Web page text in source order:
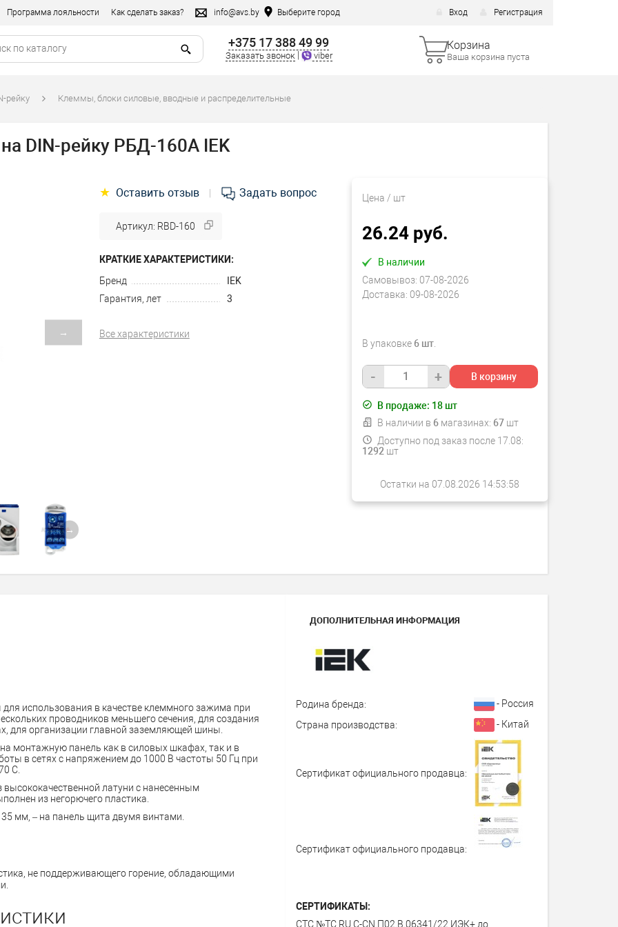
Программа лояльности Как сделать заказ? info@avs.by Выберите город Вход Регистрация
+375 17 388 49 99
Заказать звонок viber
Корзина
Ваша корзина пуста
рейку Клеммы, блоки силовые, вводные и распределительные
DIN-рейку РБД-160А IEK
→
→
Цена / шт
26.24 руб.
В наличии
Самовывоз: 07-08-2026
Доставка: 09-08-2026
В упаковке 6 шт.
- + В корзину
В продаже: 18 шт
В наличии в 6 магазинах: 67 шт
Доступно под заказ после 17.08:
1292шт
Остатки на 07.08.2026 14:53:58
★ Оставить отзыв Задать вопрос
Артикул: RBD-160
КРАТКИЕ ХАРАКТЕРИСТИКИ:
Бренд
IEK
Гарантия, лет
3
Все характеристики
использования в качестве клеммного зажима при
проводников меньшего сечения, для создания
для организации главной заземляющей шины.
монтажную панель как в силовых шкафах, так и в
в сетях с напряжением до 1000 В частоты 50 Гц при
С.
латуни с нанесенным
из негорючего пластика.
мм, – на панель щита двумя винтами.
не поддерживающего горение, обладающими
ДОПОЛНИТЕЛЬНАЯ ИНФОРМАЦИЯ
Родина бренда:
- Россия
Страна производства:
- Китай
Сертификат официального продавца:
Сертификат официального продавца:
СЕРТИФИКАТЫ:
СТС №ТС RU С-СN.П02.В.06341/22 ИЭК+ до